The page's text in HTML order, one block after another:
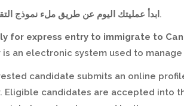
ابدأ عمليتك اليوم عن طريق ملء نموذج التقييم عبر الإنترنت.
for express entry to immigrate to
is an electronic system used to
candidate submits an online
Eligible candidates are accepted into